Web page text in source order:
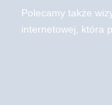
Polecamy także
internetowej, która